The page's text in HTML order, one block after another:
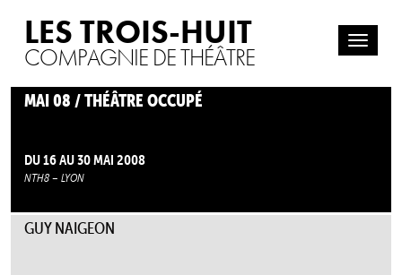
LES TROIS-HUIT
COMPAGNIE DE THÉÂTRE
MAI 08 / THÉÂTRE OCCUPÉ
DU 16 AU 30 MAI 2008
NTH8 – LYON
GUY NAIGEON